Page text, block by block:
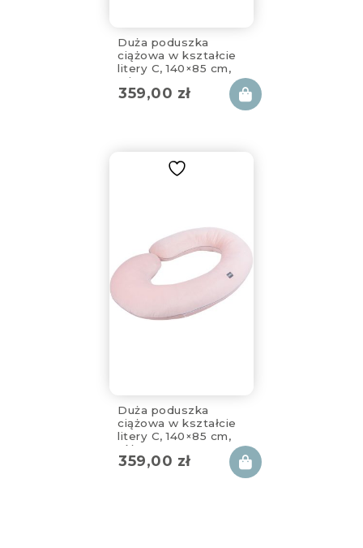
Duża poduszka
ciążowa w kształcie
litery C, 140×85 cm,
miętowa
359,00 zł
Duża poduszka
ciążowa w kształcie
litery C, 140×85 cm,
różowa
359,00 zł